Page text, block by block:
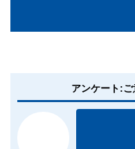
アンケート: